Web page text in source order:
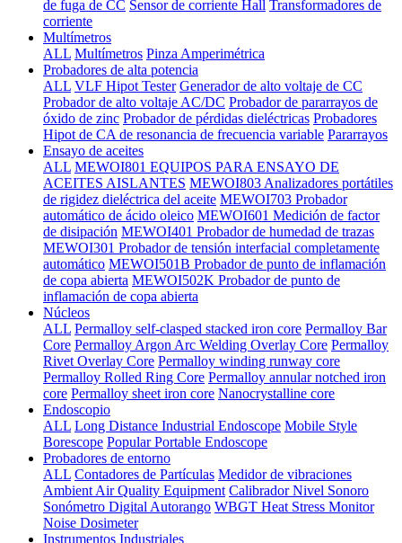
de fuga de CC Sensor de corriente Hall Transformadores de
corriente
Multímetros
ALL Multímetros Pinza Amperimétrica
Probadores de alta potencia
ALL VLF Hipot Tester Generador de alto voltaje de CC
Probador de alto voltaje AC/DC Probador de pararrayos de
óxido de zinc Probador de pérdidas dieléctricas Probadores
Hipot de CA de resonancia de frecuencia variable Pararrayos
Ensayo de aceites
ALL MEWOI801 EQUIPOS PARA ENSAYO DE
ACEITES AISLANTES MEWOI803 Analizadores portátiles
de rigidez dieléctrica del aceite MEWOI703 Probador
automático de ácido oleico MEWOI601 Medición de factor
de disipación MEWOI401 Probador de humedad de trazas
MEWOI301 Probador de tensión interfacial completamente
automático MEWOI501B Probador de punto de inflamación
de copa abierta MEWOI502K Probador de punto de
inflamación de copa abierta
Núcleos
ALL Permalloy self-clasped stacked iron core Permalloy Bar
Core Permalloy Argon Arc Welding Overlay Core Permalloy
Rivet Overlay Core Permalloy winding runway core
Permalloy Rolled Ring Core Permalloy annular notched iron
core Permalloy sheet iron core Nanocrystalline core
Endoscopio
ALL Long Distance Industrial Endoscope Mobile Style
Borescope Popular Portable Endoscope
Probadores de entorno
ALL Contadores de Partículas Medidor de vibraciones
Ambient Air Quality Equipment Calibrador Nivel Sonoro
Sonómetro Digital Autorango WBGT Heat Stress Monitor
Noise Dosimeter
Instrumentos Industriales